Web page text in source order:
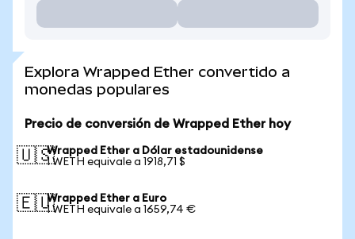
Explora Wrapped Ether convertido a
monedas populares
Precio de conversión de Wrapped Ether hoy
🇺🇸Wrapped Ether a Dólar estadounidense
1 WETH equivale a 1918,71 $
🇪🇺Wrapped Ether a Euro
1 WETH equivale a 1659,74 €